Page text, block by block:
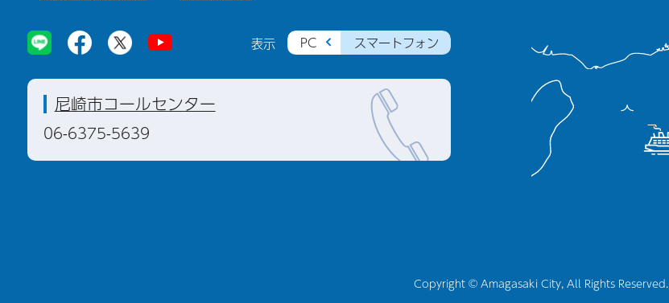
表示 PC スマートフォン
尼崎市コールセンター
06-6375-5639
Copyright © Amagasaki City, All Rights Reserved.